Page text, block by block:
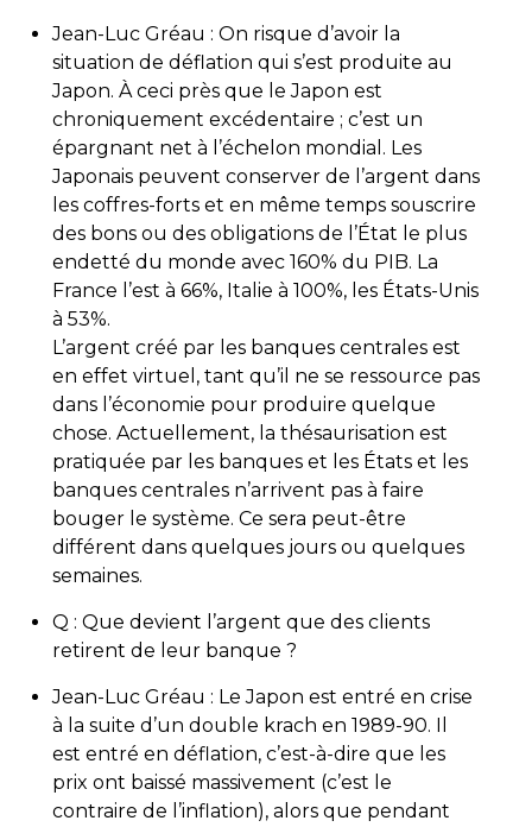
Jean-Luc Gréau : On risque d’avoir la
situation de déflation qui s’est produite au
Japon. À ceci près que le Japon est
chroniquement excédentaire ; c’est un
épargnant net à l’échelon mondial. Les
Japonais peuvent conserver de l’argent dans
les coffres-forts et en même temps souscrire
des bons ou des obligations de l’État le plus
endetté du monde avec 160% du PIB. La
France l’est à 66%, Italie à 100%, les États-Unis
à 53%.
L’argent créé par les banques centrales est
en effet virtuel, tant qu’il ne se ressource pas
dans l’économie pour produire quelque
chose. Actuellement, la thésaurisation est
pratiquée par les banques et les États et les
banques centrales n’arrivent pas à faire
bouger le système. Ce sera peut-être
différent dans quelques jours ou quelques
semaines.
Q : Que devient l’argent que des clients
retirent de leur banque ?
Jean-Luc Gréau : Le Japon est entré en crise
à la suite d’un double krach en 1989-90. Il
est entré en déflation, c’est-à-dire que les
prix ont baissé massivement (c’est le
contraire de l’inflation), alors que pendant